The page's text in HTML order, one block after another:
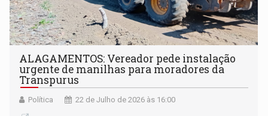
ALAGAMENTOS: Vereador pede instalação
urgente de manilhas para moradores da
Transpurus
Política 22 de Julho de 2026 às 16:00